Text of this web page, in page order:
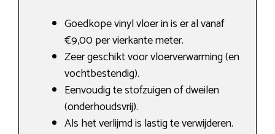
Goedkope vinyl vloer in is er al vanaf
€9,00 per vierkante meter.
Zeer geschikt voor vloerverwarming (en
vochtbestendig).
Eenvoudig te stofzuigen of dweilen
(onderhoudsvrij).
Als het verlijmd is lastig te verwijderen.